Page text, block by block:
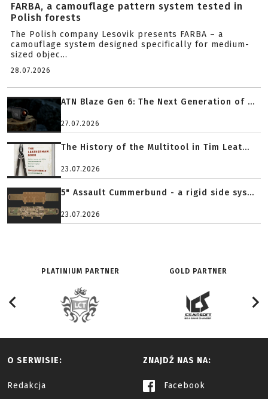
FARBA, a camouflage pattern system tested in
Polish forests
The Polish company Lesovik presents FARBA – a
camouflage system designed specifically for medium-
sized objec...
28.07.2026
ATN Blaze Gen 6: The Next Generation of ...
27.07.2026
The History of the Multitool in Tim Leat...
23.07.2026
5" Assault Cummerbund - a rigid side sys...
23.07.2026
PLATINIUM PARTNER GOLD PARTNER
O SERWISIE:
Redakcja
ZNAJDŹ NAS NA:
Facebook